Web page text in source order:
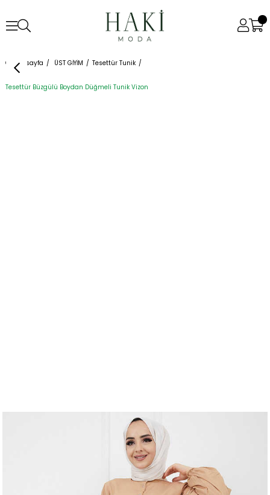
Anasayfa ÜST GİYİM Tesettür Tunik
Tesettür Büzgülü Boydan Düğmeli Tunik Vizon